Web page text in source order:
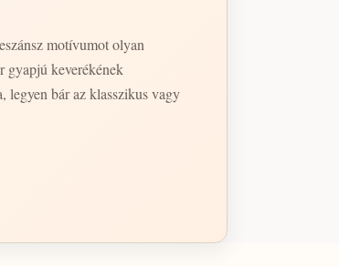
motívumot olyan
gyapjú keverékének
legyen bár az klasszikus vagy